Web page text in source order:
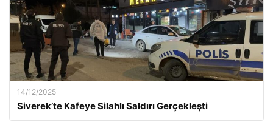
14/12/2025
Siverek’te Kafeye Silahlı Saldırı Gerçekleşti